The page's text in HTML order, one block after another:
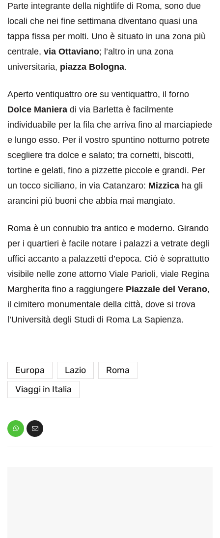
Parte integrante della nightlife di Roma, sono due
locali che nei fine settimana diventano quasi una
tappa fissa per molti. Uno è situato in una zona più
centrale, via Ottaviano; l’altro in una zona
universitaria, piazza Bologna.
Aperto ventiquattro ore su ventiquattro, il forno
Dolce Maniera di via Barletta è facilmente
individuabile per la fila che arriva fino al marciapiede
e lungo esso. Per il vostro spuntino notturno potrete
scegliere tra dolce e salato; tra cornetti, biscotti,
tortine e gelati, fino a pizzette piccole e grandi. Per
un tocco siciliano, in via Catanzaro: Mizzica ha gli
arancini più buoni che abbia mai mangiato.
Roma è un connubio tra antico e moderno. Girando
per i quartieri è facile notare i palazzi a vetrate degli
uffici accanto a palazzetti d’epoca. Ciò è soprattutto
visibile nelle zone attorno Viale Parioli, viale Regina
Margherita fino a raggiungere Piazzale del Verano,
il cimitero monumentale della città, dove si trova
l’Università degli Studi di Roma La Sapienza.
Europa Lazio
Roma
Viaggi in Italia